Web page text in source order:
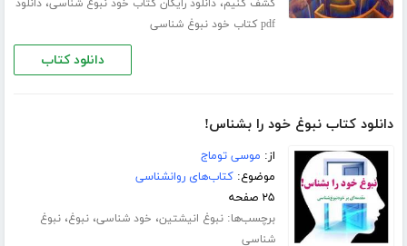
کشف کنیم،دانلود رایگان کتاب خود نبوغ شناسی،دانلود
pdf کتاب خود نبوغ شناسی
دانلود کتاب
دانلود کتاب نبوغ خود را بشناس!
از: موسی توماج
موضوع:کتاب‌های روانشناسی
۲۵ صفحه
برچسب‌ها:نبوغ انیشتین، خود شناسی،نبوغ،نبوغ
شناسی